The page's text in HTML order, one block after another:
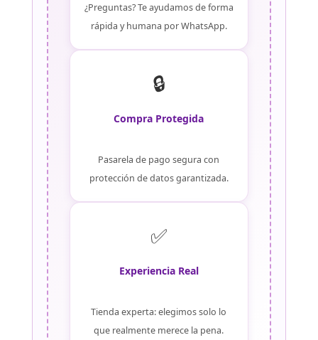
¿Preguntas? Te ayudamos de forma
rápida y humana por WhatsApp.
🔒
Compra Protegida
Pasarela de pago segura con
protección de datos garantizada.
✅
Experiencia Real
Tienda experta: elegimos solo lo
que realmente merece la pena.